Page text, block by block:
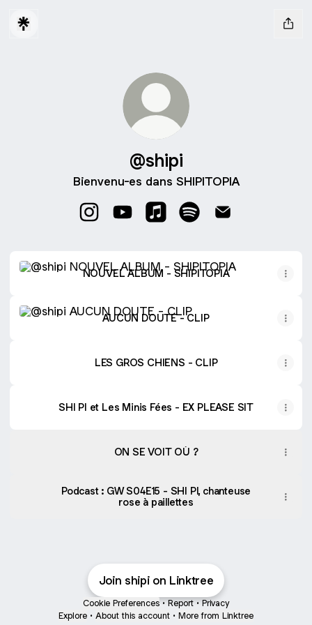
@shipi
Bienvenu-es dans SHIPITOPIA
NOUVEL ALBUM - SHIPITOPIA
AUCUN DOUTE - CLIP
LES GROS CHIENS - CLIP
SHI PI et Les Minis Fées - EX PLEASE SIT
ON SE VOIT OÙ ?
Podcast : GW S04E15 - SHI PI, chanteuse
rose à paillettes
Join shipi on Linktree
Cookie Preferences • Report • Privacy
Explore • About this account • More from Linktree